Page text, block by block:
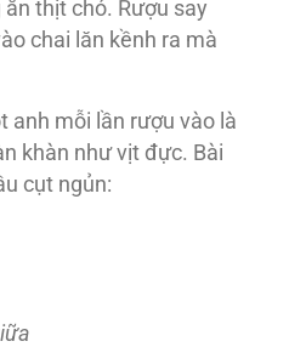
thịt chó. Rượu say
chai lăn kềnh ra mà
anh mỗi lần rượu vào là
khàn như vịt đực. Bài
cụt ngủn: